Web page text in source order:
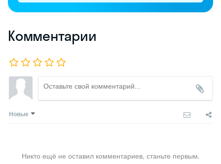
Комментарии
Новые
Никто ещё не оставил комментариев, станьте первым.